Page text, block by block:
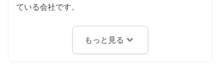
ている会社です。
もっと見る